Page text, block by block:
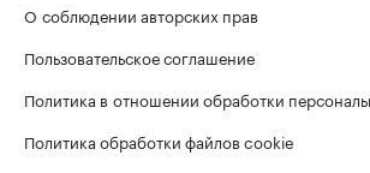
О соблюдении авторских прав
Пользовательское соглашение
Политика в отношении обработки
Политика обработки файлов cookie